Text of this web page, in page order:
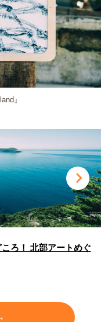
』
ろ！ 北部アートめぐ